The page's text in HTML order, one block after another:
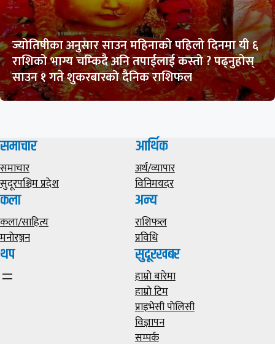
ज्योतिषीका अनुसार साउन महिनाको पहिलो दिनमा यी ६
राशिको भाग्य चम्किदै अनि तपाईलाई कस्तो ? पढ्नुहोस्
साउन १ गते शुकरबारको दैनिक राशिफल
समाचार
समाचार
सुदूरपश्चिम प्रदेश
आर्थिक
अर्थ/व्यापार
विनिमयदर
कला
कला/साहित्य
मनोरञ्जन
अन्य
राशिफल
प्रविधि
थप सुदूरखबर
हाम्राे बारेमा
हाम्राे टिम
प्राइभेसी पाेलिसी
विज्ञापन
सम्पर्क